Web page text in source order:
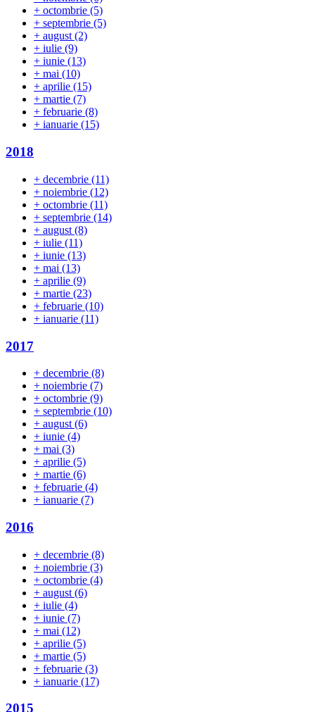
+ octombrie (5)
+ septembrie (5)
+ august (2)
+ iulie (9)
+ iunie (13)
+ mai (10)
+ aprilie (15)
+ martie (7)
+ februarie (8)
+ ianuarie (15)
2018
+ decembrie (11)
+ noiembrie (12)
+ octombrie (11)
+ septembrie (14)
+ august (8)
+ iulie (11)
+ iunie (13)
+ mai (13)
+ aprilie (9)
+ martie (23)
+ februarie (10)
+ ianuarie (11)
2017
+ decembrie (8)
+ noiembrie (7)
+ octombrie (9)
+ septembrie (10)
+ august (6)
+ iunie (4)
+ mai (3)
+ aprilie (5)
+ martie (6)
+ februarie (4)
+ ianuarie (7)
2016
+ decembrie (8)
+ noiembrie (3)
+ octombrie (4)
+ august (6)
+ iulie (4)
+ iunie (7)
+ mai (12)
+ aprilie (5)
+ martie (5)
+ februarie (3)
+ ianuarie (17)
2015